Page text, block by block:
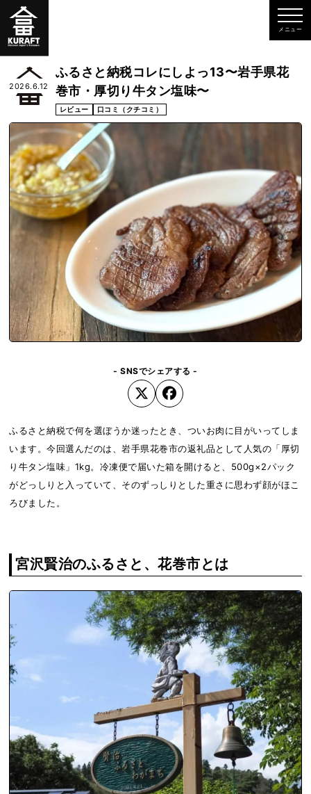
2026.6.12
ふるさと納税コレにしよっ13〜岩手県花
巻市・厚切り牛タン塩味〜
レビュー 口コミ（クチコミ）
- SNSでシェアする -
ふるさと納税で何を選ぼうか迷ったとき、ついお肉に目がいってしま
います。今回選んだのは、岩手県花巻市の返礼品として人気の「厚切
り牛タン塩味」1kg。冷凍便で届いた箱を開けると、500g×2パック
がどっしりと入っていて、そのずっしりとした重さに思わず顔がほこ
ろびました。
宮沢賢治のふるさと、花巻市とは